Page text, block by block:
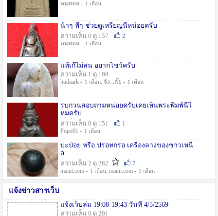
คนพหล - 1 เดือน
น้าๆ พี่ๆ ช่วยดูเหรียญนี้หน่อยครับ
ความเห็น 0 ดู 157
2
คนพหล - 1 เดือน
แท้เก๊ไม่สน อยากโชว์ครับ
ความเห็น 1 ดู 198
hudaark - 1 เดือน, จัง...ดั๊ย - 1 เดือน
รบกวนสอบถามหน่อยครับเคยเห็นพระพิมพ์นี้ไ
หมครับ
ความเห็น 0 ดู 151
1
Popo01 - 1 เดือน
บะป่อย หรือ ปรอทกรอ เครื่องลางของชาวเหนื
อ
ความเห็น 2 ดู 282
7
manit.com - 1 เดือน, manit.com - 1 เดือน
แจ้งข่าวสารเว็บ
แจ้งเว็บล่ม 19:08-19:43 วันที่ 4/5/2569
ความเห็น 0 ดู 201